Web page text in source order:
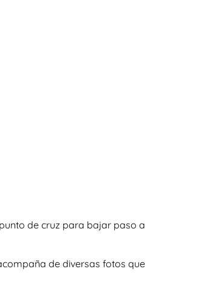
de cruz para bajar paso a
de diversas fotos que